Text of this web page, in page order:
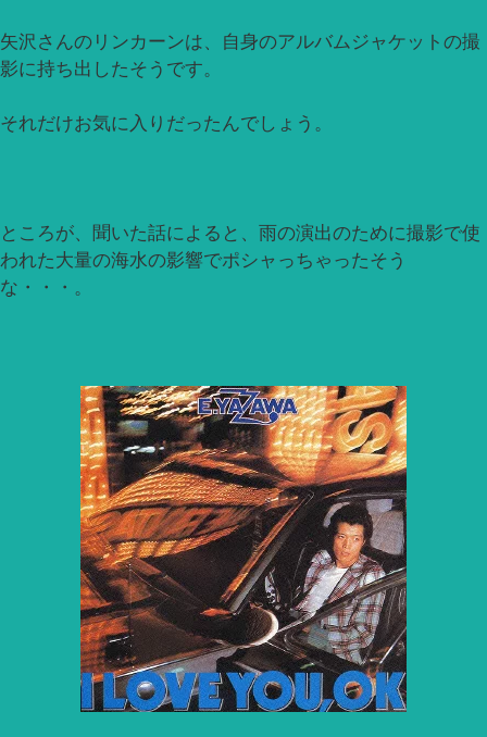
矢沢さんのリンカーンは、自身のアルバムジャケットの撮
影に持ち出したそうです。
それだけお気に入りだったんでしょう。
ところが、聞いた話によると、雨の演出のために撮影で使
われた大量の海水の影響でポシャっちゃったそう
な・・・。